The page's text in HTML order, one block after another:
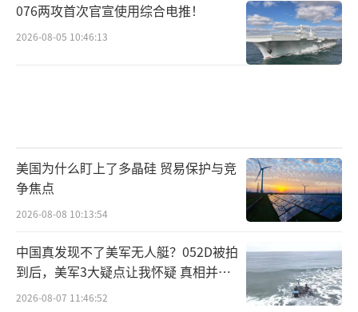
076两攻首次官宣使用综合电推！
2026-08-05 10:46:13
美国为什么盯上了多晶硅 贸易保护与竞
争焦点
2026-08-08 10:13:54
中国真发现不了美军无人艇？052D被拍
到后，美军3大疑点让我怀疑 真相并非
如此
2026-08-07 11:46:52